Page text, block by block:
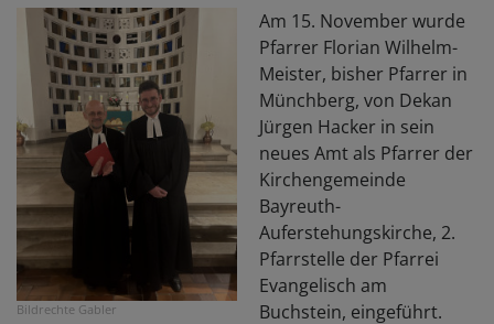
Bildrechte Gabler
Am 15. November wurde
Pfarrer Florian Wilhelm-
Meister, bisher Pfarrer in
Münchberg, von Dekan
Jürgen Hacker in sein
neues Amt als Pfarrer der
Kirchengemeinde
Bayreuth-
Auferstehungskirche, 2.
Pfarrstelle der Pfarrei
Evangelisch am
Buchstein, eingeführt.